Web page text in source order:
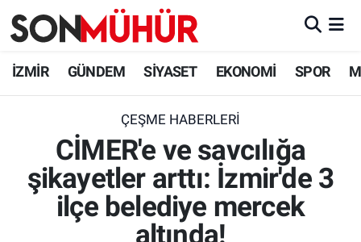
İZMİR GÜNDEM SİYASET EKONOMİ SPOR
ÇEŞME HABERLERI
CİMER'e ve savcılığa
şikayetler arttı: İzmir'de 3
ilçe belediye mercek
altında!
İzmir Nöbetçi Eczaneler
İzmir Namaz Vakitleri
İzmir Trafik Yoğunluk Haritası
Süper Lig Puan Durumu ve Fikstür